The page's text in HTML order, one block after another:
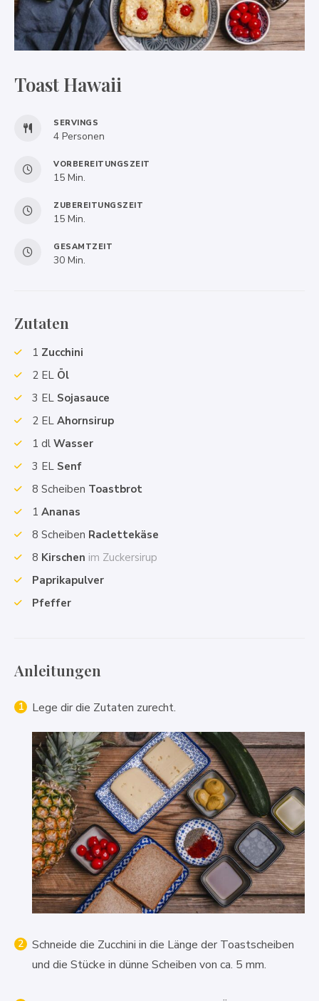
Toast Hawaii
SERVINGS
4 Personen
VORBEREITUNGSZEIT
15Minuten
Min.
ZUBEREITUNGSZEIT
15Minuten
Min.
GESAMTZEIT
30Minuten
Min.
Zutaten
1 Zucchini
2 EL Öl
3 EL Sojasauce
2 EL Ahornsirup
1 dl Wasser
3 EL Senf
8 Scheiben Toastbrot
1 Ananas
8 Scheiben Raclettekäse
8 Kirschen im Zuckersirup
Paprikapulver
Pfeffer
Anleitungen
Lege dir die Zutaten zurecht.
Schneide die Zucchini in die Länge der Toastscheiben
und die Stücke in dünne Scheiben von ca. 5 mm.